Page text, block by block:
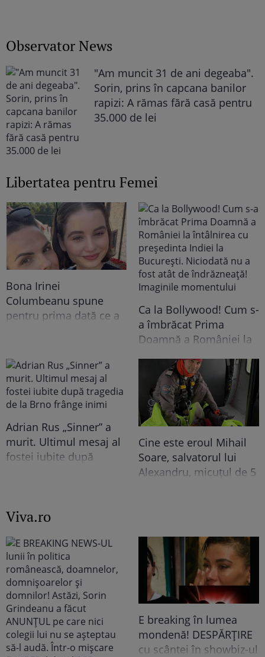
Observator News
"Am muncit 31 de ani degeaba".
Sorin, prins în capcana banilor
rapizi: A rămas fără casă pentru
35.000 de lei
Libertatea pentru Femei
Bona Irinei
Columbeanu spune
pentru prima dată ce a
niciodată la TV: ”Eu am
cunoscut o altă latură a
relației lor. În casă era o
atmosferă..."
Ca la Bollywood! Cum s-
a îmbrăcat Prima
Doamnă a României la
Indiei la București.
Niciodată nu a fost atât
de îndrăzneață!
Imaginile momentului
Adrian Rus „Sinner” a
murit. Ultimul mesaj al
fostei iubite după
Cine este eroul Mihail
Soare, salvatorul lui
Alexandru, micuțul de 5
Viva.ro
E breaking în lumea
mondenă! DESPĂRȚIRE
cu scântei în showbiz-ul